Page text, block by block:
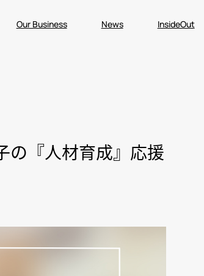
Our Business News InsideOut
の『人材育成』応援